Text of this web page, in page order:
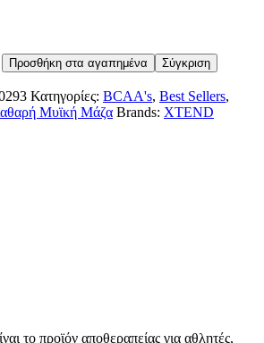
Προσθήκη στα αγαπημένα Σύγκριση
Κατηγορίες: BCAA's, Best Sellers,
Μυϊκή Μάζα Brands: XTEND
το προϊόν αποθεραπείας για αθλητές,